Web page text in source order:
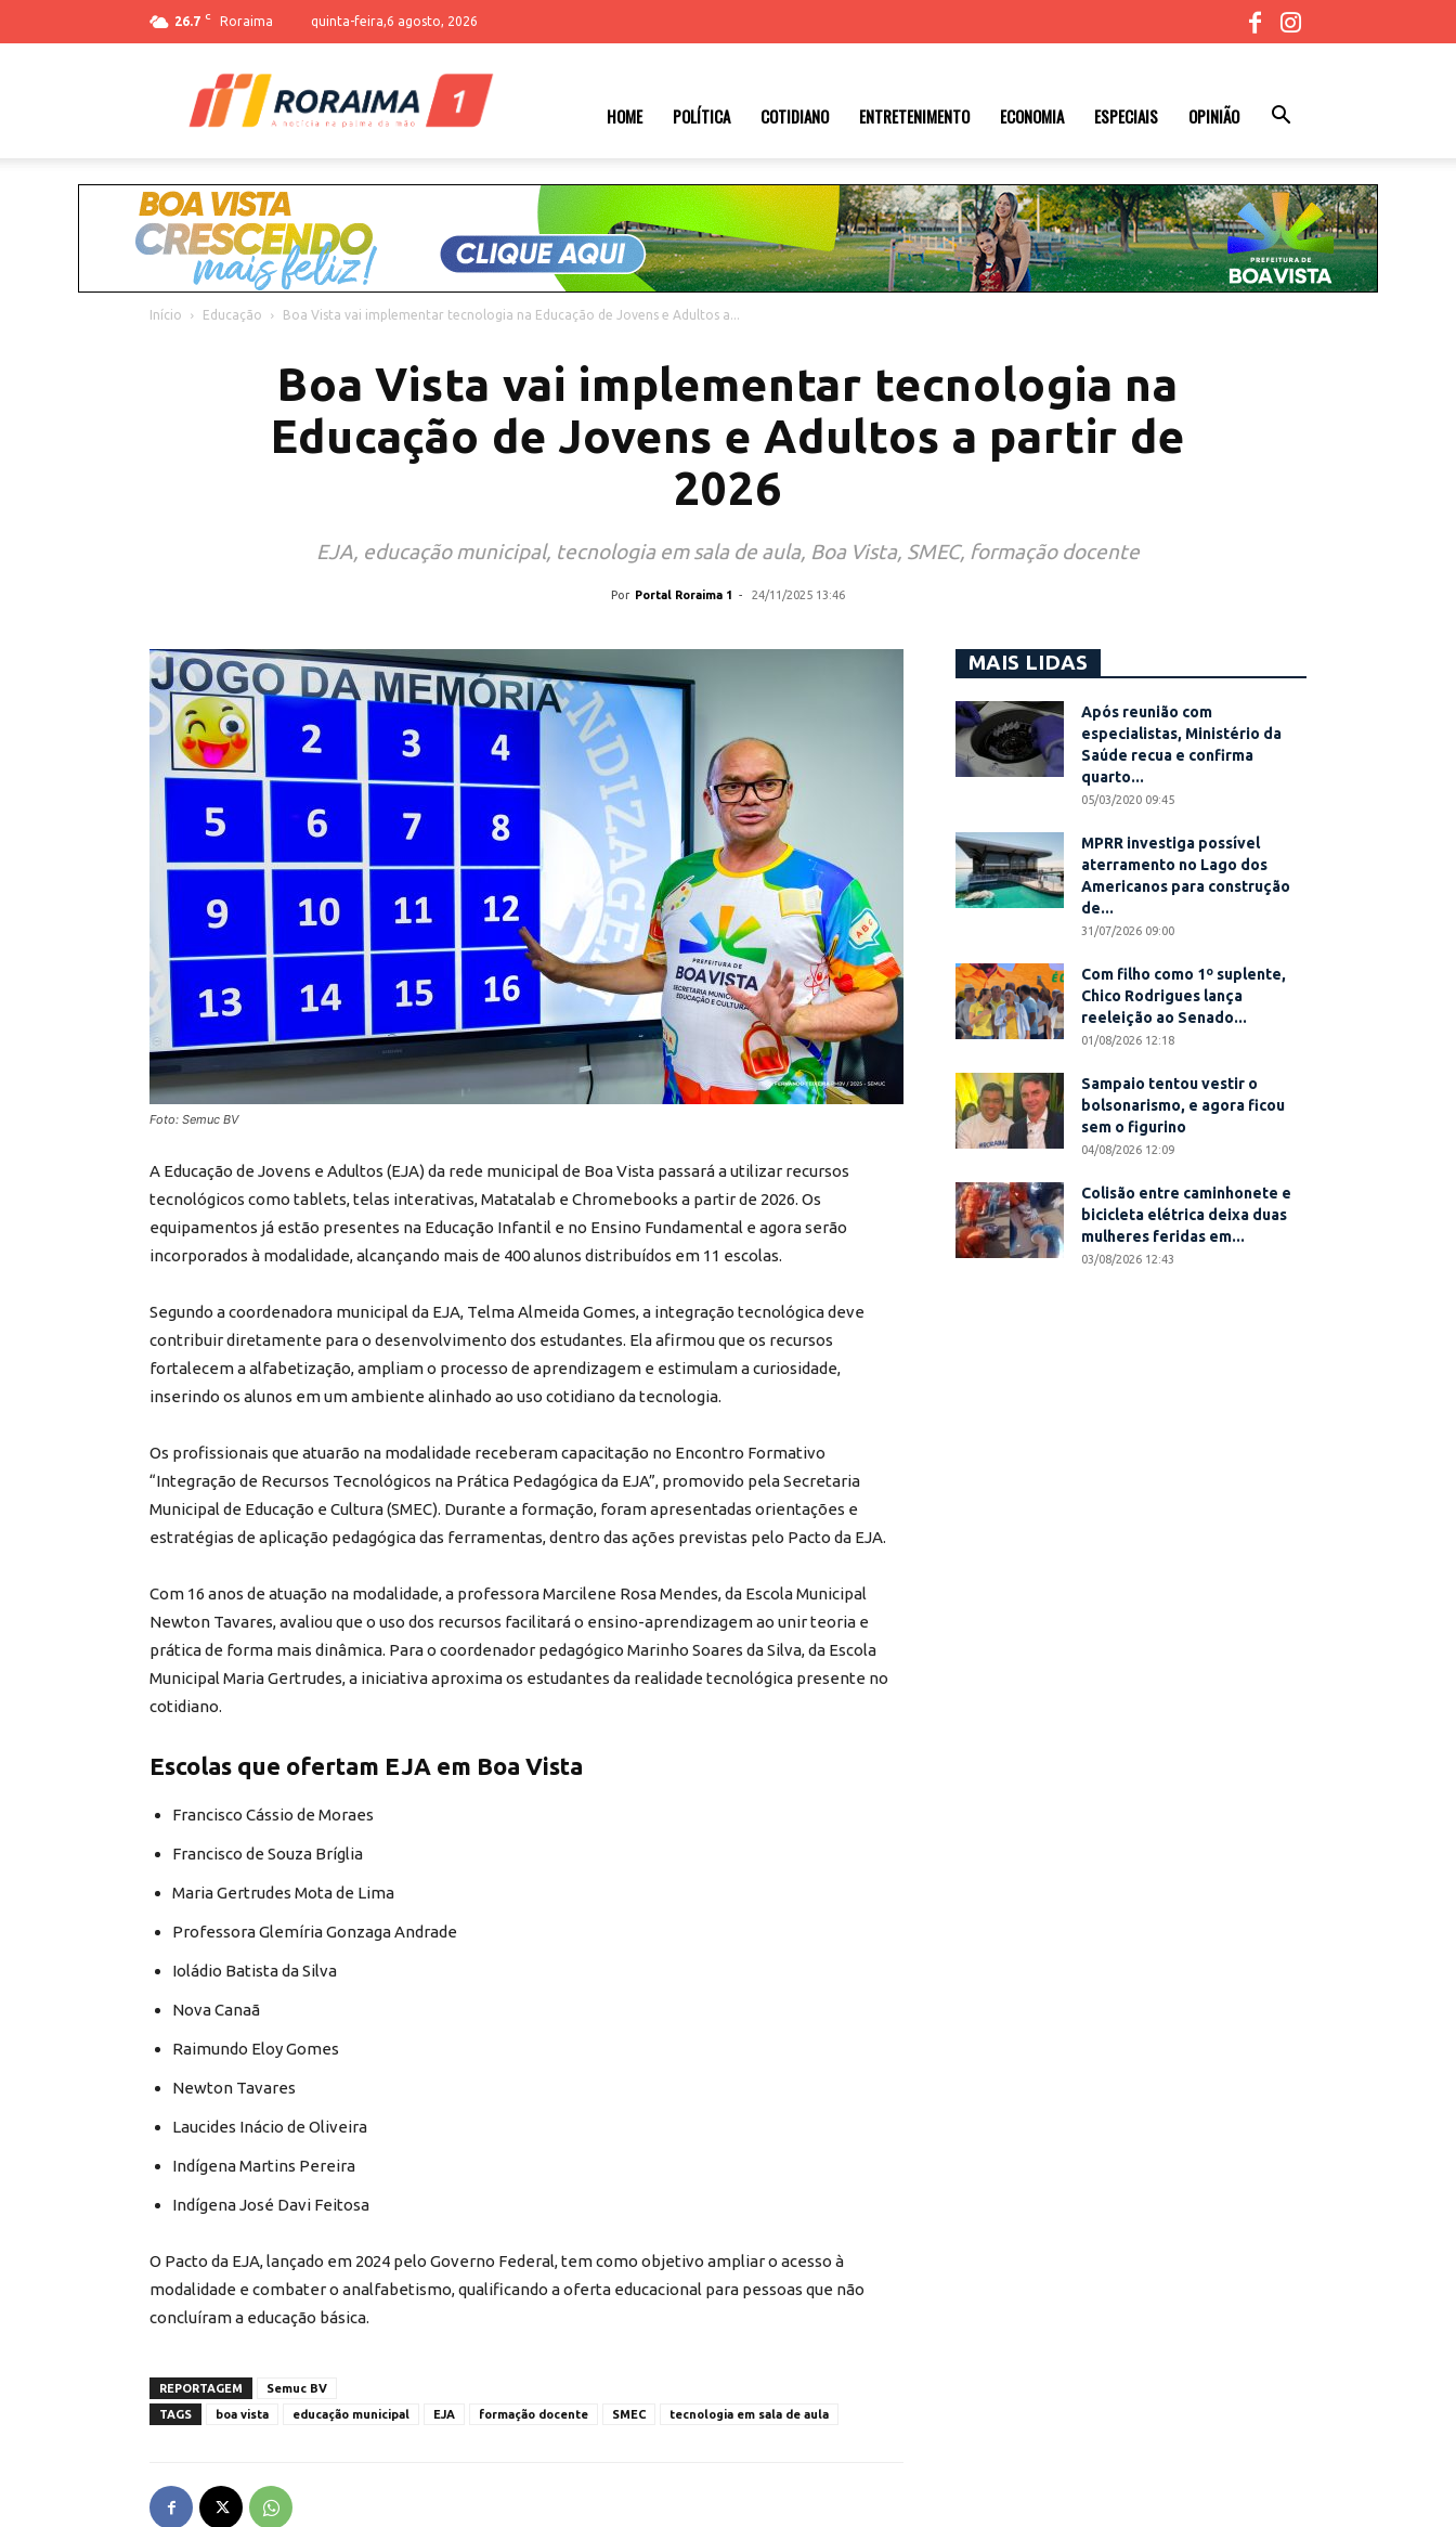
26.7 C Roraima quinta-feira,6 agosto, 2026
HOME POLÍTICA COTIDIANO ENTRETENIMENTO ECONOMIA ESPECIAIS OPINIÃO
Início Educação Boa Vista vai implementar tecnologia na Educação de Jovens e Adultos a...
Boa Vista vai implementar tecnologia na
Educação de Jovens e Adultos a partir de
2026
EJA, educação municipal, tecnologia em sala de aula, Boa Vista, SMEC, formação docente
Por Portal Roraima 1 - 24/11/2025 13:46
Foto: Semuc BV
A Educação de Jovens e Adultos (EJA) da rede municipal de Boa Vista passará a utilizar recursos
tecnológicos como tablets, telas interativas, Matatalab e Chromebooks a partir de 2026. Os
equipamentos já estão presentes na Educação Infantil e no Ensino Fundamental e agora serão
incorporados à modalidade, alcançando mais de 400 alunos distribuídos em 11 escolas.
Segundo a coordenadora municipal da EJA, Telma Almeida Gomes, a integração tecnológica deve
contribuir diretamente para o desenvolvimento dos estudantes. Ela afirmou que os recursos
fortalecem a alfabetização, ampliam o processo de aprendizagem e estimulam a curiosidade,
inserindo os alunos em um ambiente alinhado ao uso cotidiano da tecnologia.
Os profissionais que atuarão na modalidade receberam capacitação no Encontro Formativo
“Integração de Recursos Tecnológicos na Prática Pedagógica da EJA”, promovido pela Secretaria
Municipal de Educação e Cultura (SMEC). Durante a formação, foram apresentadas orientações e
estratégias de aplicação pedagógica das ferramentas, dentro das ações previstas pelo Pacto da EJA.
Com 16 anos de atuação na modalidade, a professora Marcilene Rosa Mendes, da Escola Municipal
Newton Tavares, avaliou que o uso dos recursos facilitará o ensino-aprendizagem ao unir teoria e
prática de forma mais dinâmica. Para o coordenador pedagógico Marinho Soares da Silva, da Escola
Municipal Maria Gertrudes, a iniciativa aproxima os estudantes da realidade tecnológica presente no
cotidiano.
Escolas que ofertam EJA em Boa Vista
Francisco Cássio de Moraes
Francisco de Souza Bríglia
Maria Gertrudes Mota de Lima
Professora Glemíria Gonzaga Andrade
Ioládio Batista da Silva
Nova Canaã
Raimundo Eloy Gomes
Newton Tavares
Laucides Inácio de Oliveira
Indígena Martins Pereira
Indígena José Davi Feitosa
O Pacto da EJA, lançado em 2024 pelo Governo Federal, tem como objetivo ampliar o acesso à
modalidade e combater o analfabetismo, qualificando a oferta educacional para pessoas que não
concluíram a educação básica.
REPORTAGEM
Semuc BV
TAGS
boa vista educação municipal EJA formação docente SMEC tecnologia em sala de aula
MAIS LIDAS
Após reunião com
especialistas, Ministério da
Saúde recua e confirma
quarto...
05/03/2020 09:45
MPRR investiga possível
aterramento no Lago dos
Americanos para construção
de...
31/07/2026 09:00
Com filho como 1º suplente,
Chico Rodrigues lança
reeleição ao Senado...
01/08/2026 12:18
Sampaio tentou vestir o
bolsonarismo, e agora ficou
sem o figurino
04/08/2026 12:09
Colisão entre caminhonete e
bicicleta elétrica deixa duas
mulheres feridas em...
03/08/2026 12:43